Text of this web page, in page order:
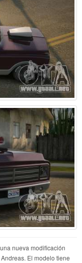
nueva modificación
El modelo tiene